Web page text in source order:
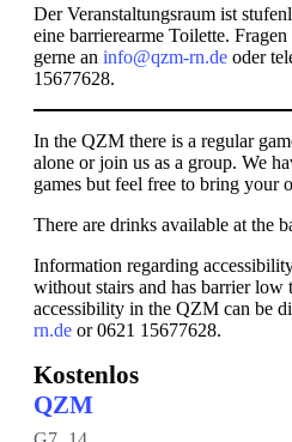
Der Veranstaltungsraum ist
eine barrierearme Toilette.
gerne an info@qzm-rn.de oder
15677628.
In the QZM there is a regular
alone or join us as a group. We
games but feel free to bring your
There are drinks available at the
Information regarding
without stairs and has barrier low
accessibility in the QZM can be
rn.de or 0621 15677628.
Kostenlos
QZM